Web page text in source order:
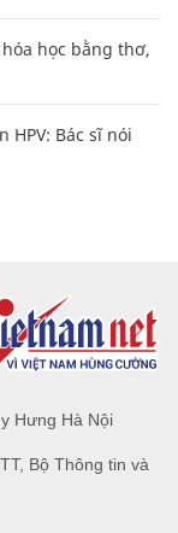
học bằng thơ,
Bác sĩ nói
Hưng Hà Nội
Bộ Thông tin và